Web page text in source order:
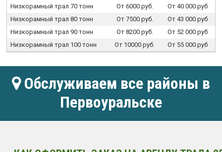
Низкорамный трал 70 тонн
От 6000 руб.
От 40 000 руб
Низкорамный трал 80 тонн
От 7500 руб.
От 43 000 руб
Низкорамный трал 90 тонн
От 8200 руб.
От 52 000 руб
Низкорамный трал 100 тонн
От 10000 руб. От 55 000 руб
Обслуживаем все районы в
Первоуральске